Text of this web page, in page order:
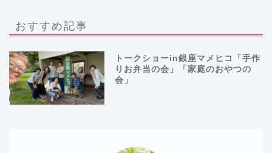
おすすめ記事
トークショーin銀座マメヒコ「手作
りお弁当の会」「家庭のおやつの
会」